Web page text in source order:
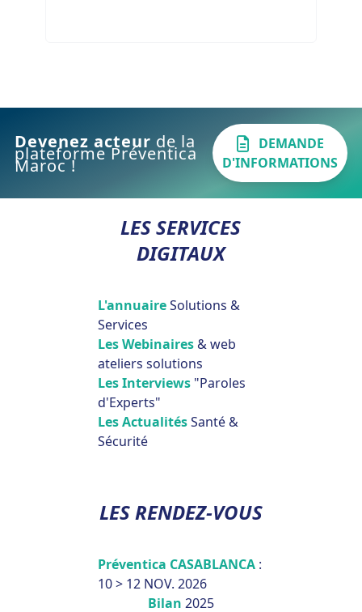
Devenez acteur de la
plateforme Préventica
Maroc !
DEMANDE
D'INFORMATIONS
LES SERVICES
DIGITAUX
L'annuaireSolutions &
Services
Les Webinaires& web
ateliers solutions
Les Interviews "Paroles
d'Experts"
Les ActualitésSanté &
Sécurité
LES RENDEZ-VOUS
Préventica CASABLANCA :
10 > 12 NOV. 2026
Bilan 2025